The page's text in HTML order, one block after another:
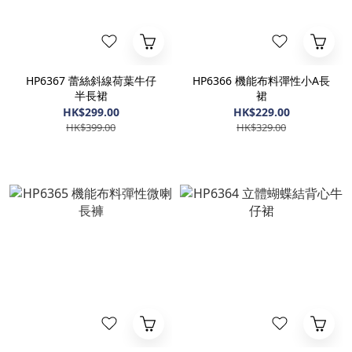
HP6367 蕾絲斜線荷葉牛仔
半長裙
HK$299.00
HK$399.00
HP6366 機能布料彈性小A長
裙
HK$229.00
HK$329.00